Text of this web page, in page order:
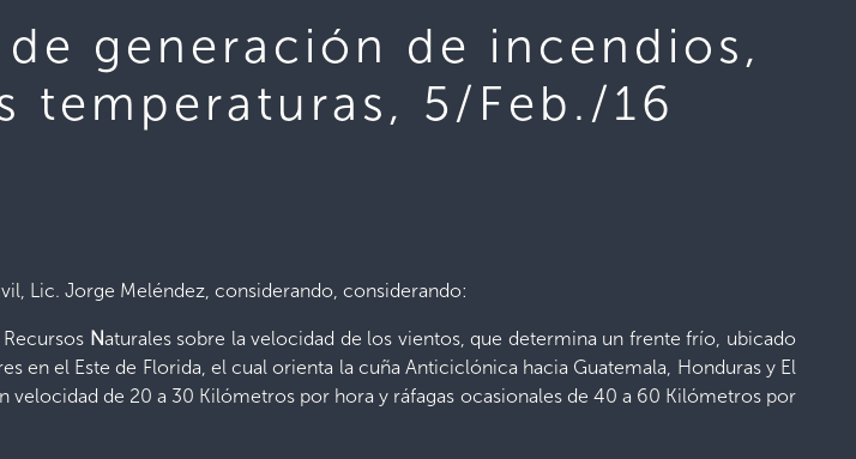
generación de incendios,
temperaturas, 5/Feb./16
Lic. Jorge Meléndez, considerando, considerando:
Naturales sobre la velocidad de los vientos, que determina un frente frío, ubicado
en el Este de Florida, el cual orienta la cuña Anticiclónica hacia Guatemala, Honduras y El
velocidad de 20 a 30 Kilómetros por hora y ráfagas ocasionales de 40 a 60 Kilómetros por